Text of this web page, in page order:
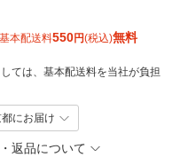
本配送料550円(税込)無料
ては、基本配送料を当社が負担
にお届け
返品について